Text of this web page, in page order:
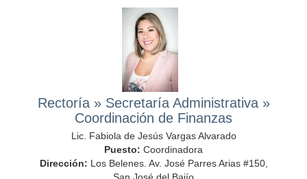
Rectoría» Secretaría Administrativa»
Coordinación de Finanzas
Lic. Fabiola de Jesús Vargas Alvarado
Puesto: Coordinadora
Dirección: Los Belenes. Av. José Parres Arias #150,